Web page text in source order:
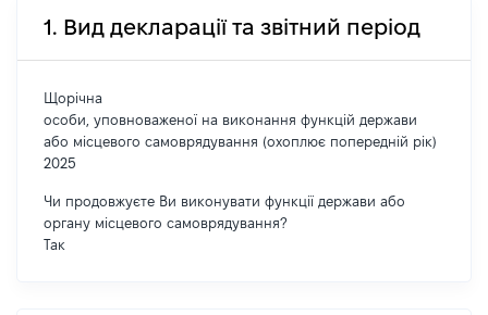
1. Вид декларації та звітний період
Щорічна
особи, уповноваженої на виконання функцій держави
або місцевого самоврядування (охоплює попередній рік)
2025
Чи продовжуєте Ви виконувати функції держави або
органу місцевого самоврядування?
Так